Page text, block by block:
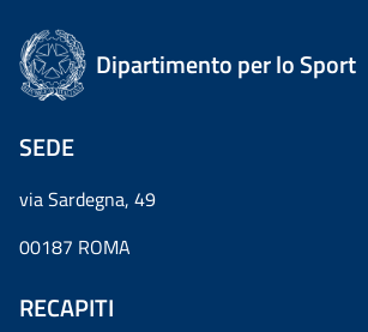
Dipartimento per lo Sport
SEDE
via Sardegna, 49
00187 ROMA
RECAPITI